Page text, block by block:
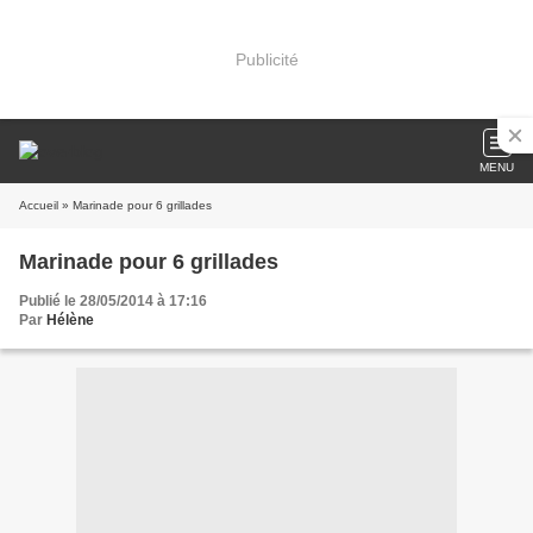
Publicité
MENU
Accueil » Marinade pour 6 grillades
Marinade pour 6 grillades
Publié le 28/05/2014 à 17:16
Par Hélène